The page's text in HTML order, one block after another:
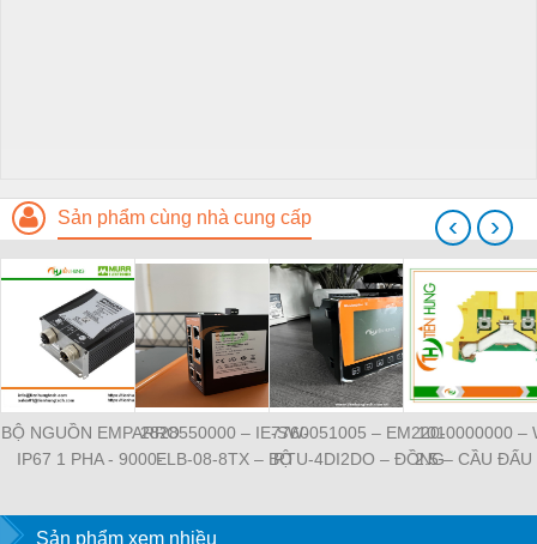
Sản phẩm cùng nhà cung cấp
BỘ NGUỒN EMPARRO
IP67 1 PHA - 9000-
EMPARRO IP67
POWER SUPPLY 1-
2828550000 – IE-SW-
ELB-08-8TX – BỘ
RJ45 – WEIDMULLER
7760051005 – EM220-
RTU-4DI2DO – ĐỒNG
ĐO ĐIỆN ÁP –
1010000000 –
2.5 – CẦU ĐẤU
‹ ›
Sản phẩm xem nhiều